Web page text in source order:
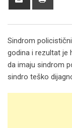
Sindrom
godina i rezultat je
da imaju sindrom
sindro teško